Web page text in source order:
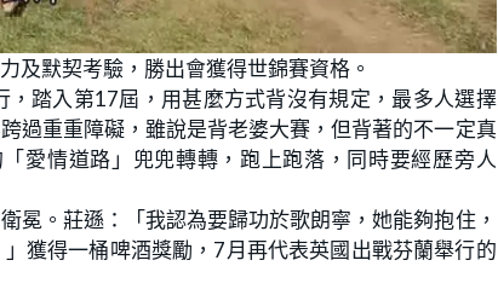
及默契考驗，勝出會獲得世錦賽資格。
踏入第17屆，用甚麼方式背沒有規定，最多人選擇
過重重障礙，雖說是背老婆大賽，但背著的不一定真
愛情道路」兜兜轉轉，跑上跑落，同時要經歷旁人
冕。莊遜：「我認為要歸功於歌朗寧，她能夠抱住，
獲得一桶啤酒獎勵，7月再代表英國出戰芬蘭舉行的